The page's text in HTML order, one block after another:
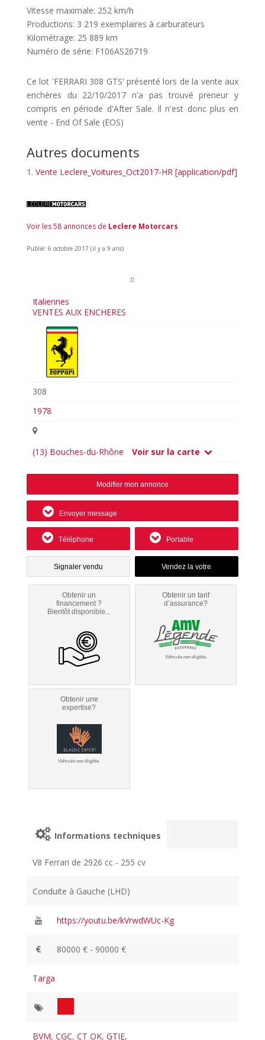
Vitesse maximale: 252 km/h
Productions: 3 219 exemplaires à carburateurs
Kilométrage: 25 889 km
Numéro de série: F106AS26719
Ce lot 'FERRARI 308 GTS' présenté lors de la vente aux
enchères du 22/10/2017 n'a pas trouvé preneur y
compris en période d'After Sale. Il n'est donc plus en
vente - End Of Sale (EOS)
Autres documents
Vente Leclere_Voitures_Oct2017-HR [application/pdf]
Voir les 58 annonces de Leclere Motorcars
Publié: 6 octobre 2017 (il y a 9 ans)
0
Italiennes
VENTES AUX ENCHERES
308
1978
(13) Bouches-du-Rhône Voir sur la carte
Modifier mon annonce
Envoyer message
Téléphone Portable
Signaler vendu
Obtenir un
financement ?
Bientôt disponible...
Obtenir un tarif
d’assurance?
Véhicule non éligible.
Obtenir une
expertise?
Véhicule non éligible.
Informations techniques
V8 Ferrari de 2926 cc - 255 cv
Conduite à Gauche (LHD)
https://youtu.be/kVrwdWUc-Kg
80000 € - 90000 €
Targa
BVM,CGC,CT OK,GTIE,